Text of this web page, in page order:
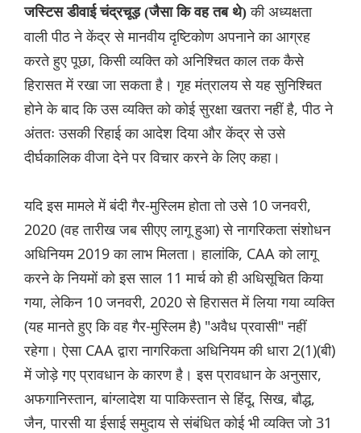
जस्टिस डीवाई चंद्रचूड़ (जैसा कि वह तब थे)की अध्यक्षता
वाली पीठ ने केंद्र से मानवीय दृष्टिकोण अपनाने का आग्रह
करते हुए पूछा, किसी व्यक्ति को अनिश्चित काल तक कैसे
हिरासत में रखा जा सकता है। गृह मंत्रालय से यह सुनिश्चित
होने के बाद कि उस व्यक्ति को कोई सुरक्षा खतरा नहीं है, पीठ ने
अंततः उसकी रिहाई का आदेश दिया और केंद्र से उसे
दीर्घकालिक वीजा देने पर विचार करने के लिए कहा।
यदि इस मामले में बंदी गैर-मुस्लिम होता तो उसे 10 जनवरी,
2020 (वह तारीख जब सीएए लागू हुआ) से नागरिकता संशोधन
अधिनियम 2019 का लाभ मिलता। हालांकि, CAA को लागू
करने के नियमों को इस साल 11 मार्च को ही अधिसूचित किया
गया, लेकिन 10 जनवरी, 2020 से हिरासत में लिया गया व्यक्ति
(यह मानते हुए कि वह गैर-मुस्लिम है) "अवैध प्रवासी" नहीं
रहेगा। ऐसा CAA द्वारा नागरिकता अधिनियम की धारा 2(1)(बी)
में जोड़े गए प्रावधान के कारण है। इस प्रावधान के अनुसार,
अफगानिस्तान, बांग्लादेश या पाकिस्तान से हिंदू, सिख, बौद्ध,
जैन, पारसी या ईसाई समुदाय से संबंधित कोई भी व्यक्ति जो 31